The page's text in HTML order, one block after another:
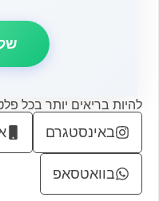
להיות בריאים יותר בכל
באינסטגרם
בוואטסאפ